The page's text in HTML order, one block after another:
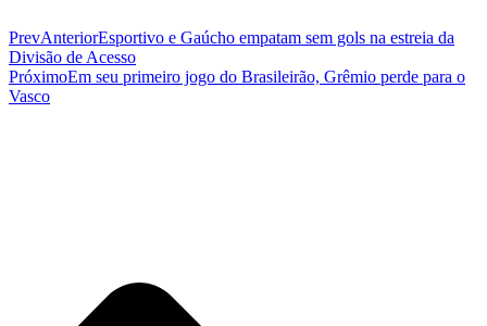
PrevAnteriorEsportivo e Gaúcho empatam sem gols na estreia da
Divisão de Acesso
PróximoEm seu primeiro jogo do Brasileirão, Grêmio perde para o
Vasco